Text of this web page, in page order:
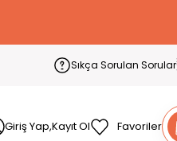
Sıkça Sorulan Sorular
Giriş Yap,Kayıt Ol Favoriler